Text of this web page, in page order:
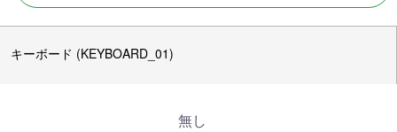
キーボード (KEYBOARD_01)
無し